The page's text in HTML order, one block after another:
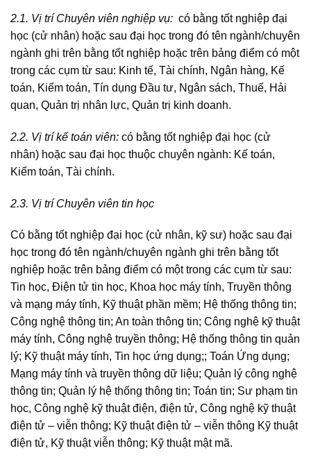
2.1. Vị trí Chuyên viên nghiệp vụ: có bằng tốt nghiệp đại
học (cử nhân) hoặc sau đại học trong đó tên ngành/chuyên
ngành ghi trên bằng tốt nghiệp hoặc trên bảng điểm có một
trong các cụm từ sau: Kinh tế, Tài chính, Ngân hàng, Kế
toán, Kiểm toán, Tín dụng Đầu tư, Ngân sách, Thuế, Hải
quan, Quản trị nhân lực, Quản trị kinh doanh.
2.2. Vị trí kế toán viên: có bằng tốt nghiệp đại học (cử
nhân) hoặc sau đại học thuộc chuyên ngành: Kế toán,
Kiểm toán, Tài chính.
2.3. Vị trí Chuyên viên tin học
Có bằng tốt nghiệp đại học (cử nhân, kỹ sư) hoặc sau đại
học trong đó tên ngành/chuyên ngành ghi trên bằng tốt
nghiệp hoặc trên bảng điểm có một trong các cụm từ sau:
Tin học, Điện tử tin học, Khoa học máy tính, Truyền thông
và mạng máy tính, Kỹ thuật phần mềm; Hệ thống thông tin;
Công nghệ thông tin; An toàn thông tin; Công nghệ kỹ thuật
máy tính, Công nghệ truyền thông; Hệ thống thông tin quản
lý; Kỹ thuật máy tính, Tin học ứng dụng;; Toán Ứng dụng;
Mạng máy tính và truyền thông dữ liệu; Quản lý công nghệ
thông tin; Quản lý hệ thống thông tin; Toán tin; Sư phạm tin
học, Công nghệ kỹ thuật điện, điện tử, Công nghệ kỹ thuật
điện tử – viễn thông; Kỹ thuật điện tử – viễn thông Kỹ thuật
điện tử, Kỹ thuật viễn thông; Kỹ thuật mật mã.